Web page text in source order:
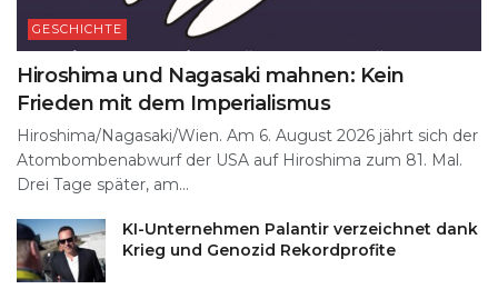
GESCHICHTE
Hiroshima und Nagasaki mahnen: Kein
Frieden mit dem Imperialismus
Hiroshima/Nagasaki/Wien. Am 6. August 2026 jährt sich der
Atombombenabwurf der USA auf Hiroshima zum 81. Mal.
Drei Tage später, am...
KI-Unternehmen Palantir verzeichnet dank
Krieg und Genozid Rekordprofite